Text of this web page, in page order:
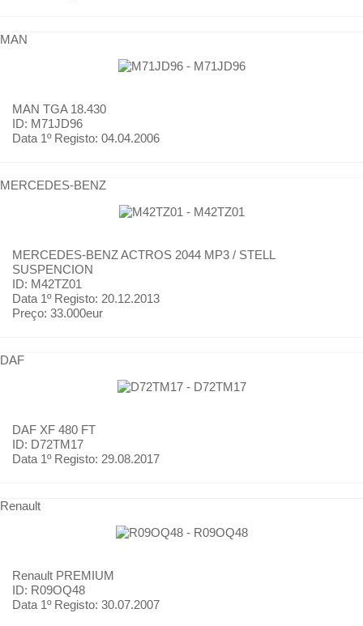
MAN
MAN TGA 18.430
ID: M71JD96
Data 1º Registo: 04.04.2006
MERCEDES-BENZ
MERCEDES-BENZACTROS 2044 MP3 / STELL
SUSPENCION
ID: M42TZ01
Data 1º Registo: 20.12.2013
Preço: 33.000eur
DAF
DAF XF 480 FT
ID: D72TM17
Data 1º Registo: 29.08.2017
Renault
Renault PREMIUM
ID: R09OQ48
Data 1º Registo: 30.07.2007